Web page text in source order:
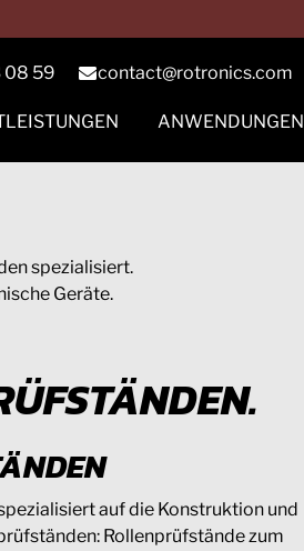
08 59 contact@rotronics.com
ANWENDUNGEN
spezialisiert.
Geräte.
auf die Konstruktion und
Rollenprüfstände zum